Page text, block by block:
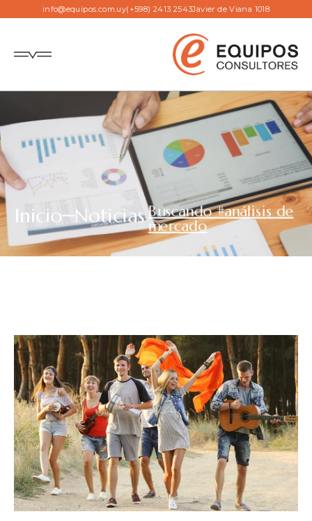
info@equipos.com.uy(+598) 2413 2543Javier de Viana 1018
Inicio NoticiasBuscando #análisis de
mercado